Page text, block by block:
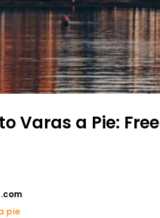
Varas a Pie:
pie